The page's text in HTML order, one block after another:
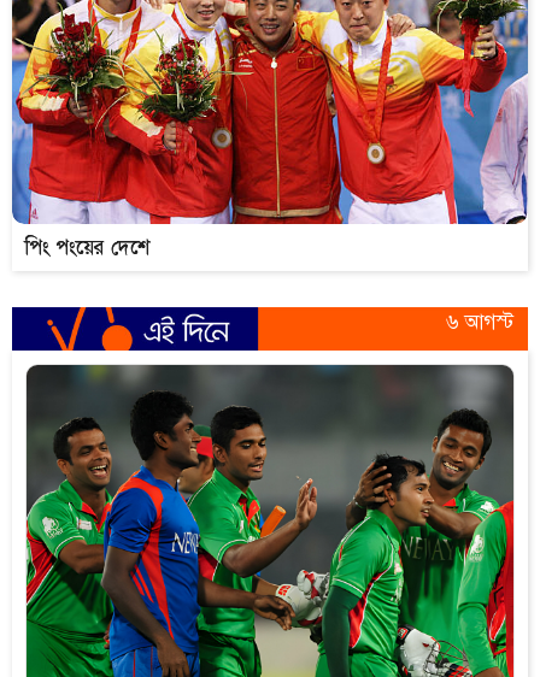
পিং পংয়ের দেশে
৬ আগস্ট